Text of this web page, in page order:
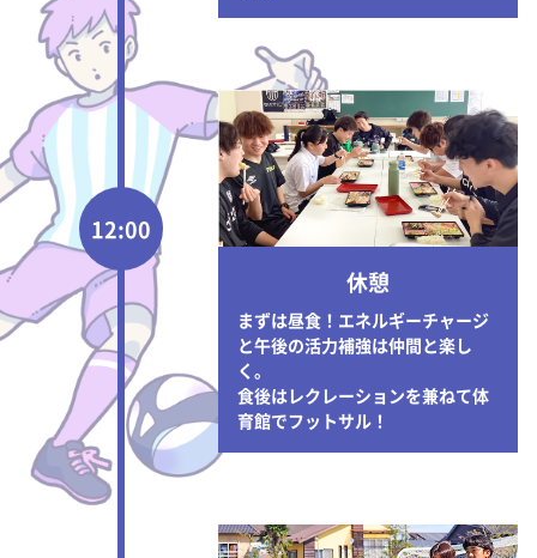
12:00
休憩
まずは昼食！エネルギーチャージ
と午後の活力補強は仲間と楽し
く。
食後はレクレーションを兼ねて体
育館でフットサル！